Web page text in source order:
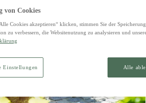
von Cookies
Cookies akzeptieren“ klicken, stimmen Sie der
zu verbessern, die Websitenutzung zu analysieren und
Alle
Einstellungen